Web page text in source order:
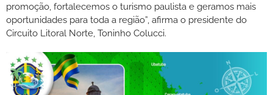
promoção, fortalecemos o turismo paulista e geramos mais
oportunidades para toda a região”, afirma o presidente do
Circuito Litoral Norte, Toninho Colucci.